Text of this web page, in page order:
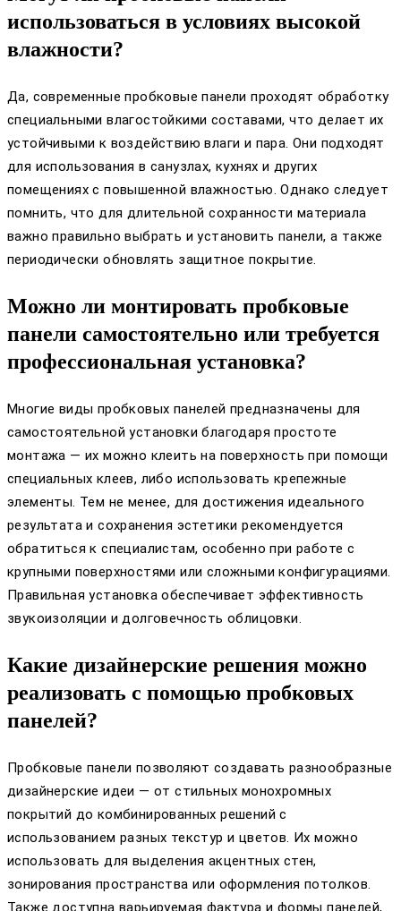
использоваться в условиях высокой
влажности?
Да, современные пробковые панели проходят обработку
специальными влагостойкими составами, что делает их
устойчивыми к воздействию влаги и пара. Они подходят
для использования в санузлах, кухнях и других
помещениях с повышенной влажностью. Однако следует
помнить, что для длительной сохранности материала
важно правильно выбрать и установить панели, а также
периодически обновлять защитное покрытие.
Можно ли монтировать пробковые
панели самостоятельно или требуется
профессиональная установка?
Многие виды пробковых панелей предназначены для
самостоятельной установки благодаря простоте
монтажа — их можно клеить на поверхность при помощи
специальных клеев, либо использовать крепежные
элементы. Тем не менее, для достижения идеального
результата и сохранения эстетики рекомендуется
обратиться к специалистам, особенно при работе с
крупными поверхностями или сложными конфигурациями.
Правильная установка обеспечивает эффективность
звукоизоляции и долговечность облицовки.
Какие дизайнерские решения можно
реализовать с помощью пробковых
панелей?
Пробковые панели позволяют создавать разнообразные
дизайнерские идеи — от стильных монохромных
покрытий до комбинированных решений с
использованием разных текстур и цветов. Их можно
использовать для выделения акцентных стен,
зонирования пространства или оформления потолков.